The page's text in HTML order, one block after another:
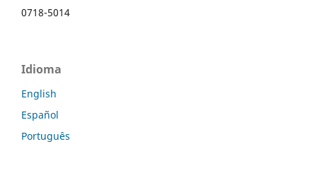
0718-5014
Idioma
English
Español
Português